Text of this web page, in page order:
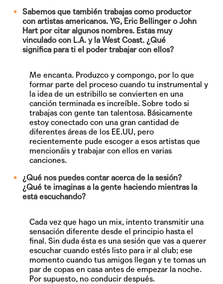
Sabemos que también trabajas como productor
con artistas americanos. YG, Eric Bellinger o John
Hart por citar algunos nombres. Estás muy
vinculado con L.A. y la West Coast. ¿Qué
significa para ti el poder trabajar con ellos?
Me encanta. Produzco y compongo, por lo que
formar parte del proceso cuando tu instrumental y
la idea de un estribillo se convierten en una
canción terminada es increíble. Sobre todo si
trabajas con gente tan talentosa. Básicamente
estoy conectado con una gran cantidad de
diferentes áreas de los EE.UU, pero
recientemente pude escoger a esos artistas que
mencionáis y trabajar con ellos en varias
canciones.
¿Qué nos puedes contar acerca de la sesión?
¿Qué te imaginas a la gente haciendo mientras la
está escuchando?
Cada vez que hago un mix, intento transmitir una
sensación diferente desde el principio hasta el
final. Sin duda ésta es una sesión que vas a querer
escuchar cuando estés listo para ir al club; ese
momento cuando tus amigos llegan y te tomas un
par de copas en casa antes de empezar la noche.
Por supuesto, no conducir después.